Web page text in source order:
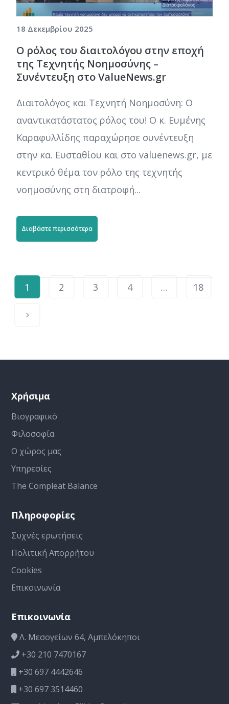
18 Δεκεμβρίου 2025
Ο ρόλος του διαιτολόγου στην εποχή
της Τεχνητής Νοημοσύνης –
Συνέντευξη στο ValueNews.gr
Διαιτολόγος και Τεχνητή Νοημοσύνη: Ο
αναντικατάστατος ρόλος του! Ο κ. Ευμένης
Καραφυλλίδης παραχώρησε συνέντευξη
στην κα. Ευσταθίου και στο valuenews.gr, με
κεντρικό θέμα τον ρόλο της τεχνητής
νοημοσύνης στη διατροφή...
Διαβάστε περισσότερα
1 2 3 4 … 18
Χρήσιμα
Βιογραφικό
Φιλοσοφία
Ο χώρος μας
Υπηρεσίες
The Compleat Balance
Πληροφορίες
Συχνές ερωτήσεις
Πολιτική Απορρήτου
Cookies
Επικοινωνία
Επικοινωνία
Λ. Μεσογείων 64, Αμπελόκηποι
+30 210 7470167
+30 697 4442646
+30 697 3514460